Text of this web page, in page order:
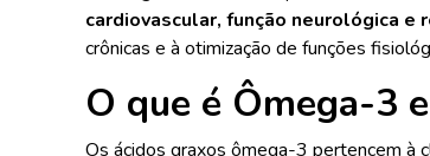
cardiovascular, função neurológica e
crônicas e à otimização de funções
O que é Ômega-3
Os ácidos graxos ômega-3 pertencem à